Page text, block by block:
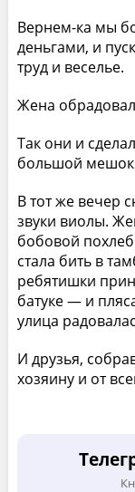
Вернем-ка мы
деньгами, и
труд и веселье.
Жена
Так они и
большой мешок
В тот же вечер
звуки виолы.
бобовой
стала бить в
ребятишки
батуке — и
улица
И друзья,
хозяину и от